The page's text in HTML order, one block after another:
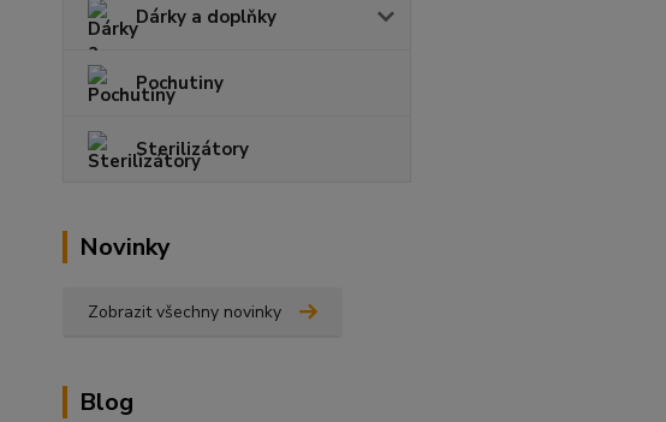
Dárky a doplňky
Pochutiny
Sterilizátory
Novinky
Zobrazit všechny novinky
Blog